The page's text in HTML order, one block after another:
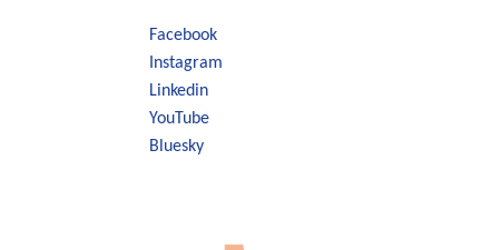
Facebook
Instagram
Linkedin
YouTube
Bluesky